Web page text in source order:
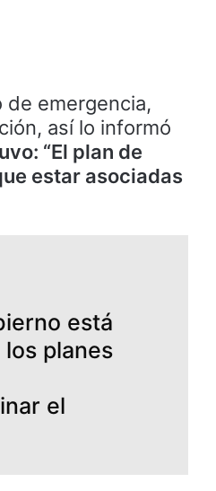
de emergencia,
así lo informó
“El plan de
estar asociadas
está
planes
el